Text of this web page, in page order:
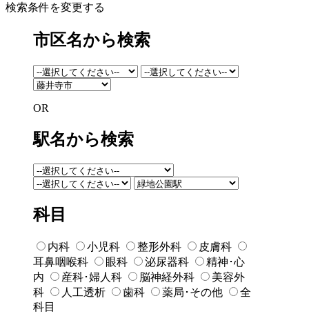
検索条件を変更する
市区名から検索
OR
駅名から検索
科目
内科 小児科 整形外科
皮膚科
耳鼻咽喉科
眼科 泌尿器科
精神･心
内
産科･婦人科 脳神経外科
美容外
科
人工透析 歯科 薬局･その他
全
科目